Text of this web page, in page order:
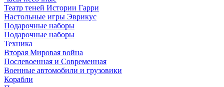
Театр теней Истории Гарри
Настольные игры Эврикус
Подарочные наборы
Подарочные наборы
Техника
Вторая Мировая война
Послевоенная и Современная
Военные автомобили и грузовики
Корабли